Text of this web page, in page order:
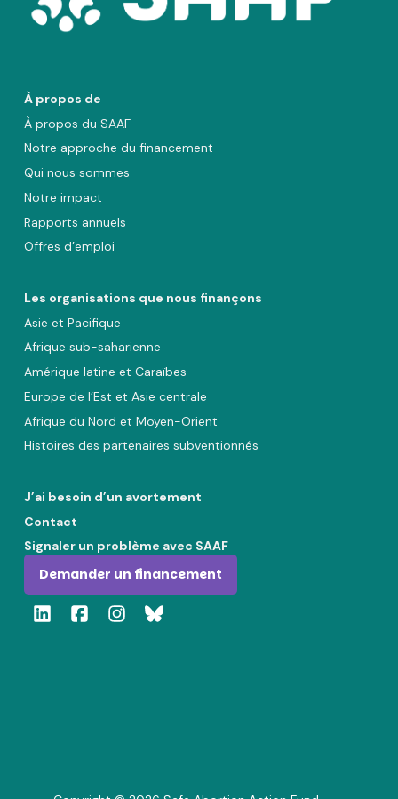
À propos de
À propos du SAAF
Notre approche du financement
Qui nous sommes
Notre impact
Rapports annuels
Offres d’emploi
Les organisations que nous finançons
Asie et Pacifique
Afrique sub-saharienne
Amérique latine et Caraïbes
Europe de l’Est et Asie centrale
Afrique du Nord et Moyen-Orient
Histoires des partenaires subventionnés
J’ai besoin d’un avortement
Contact
Signaler un problème avec SAAF
Demander un financement